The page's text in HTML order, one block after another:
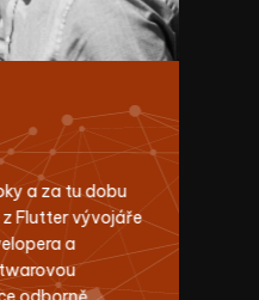
a za tu dobu
Flutter vývojáře
a